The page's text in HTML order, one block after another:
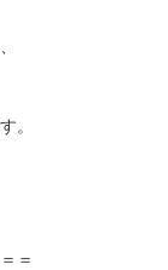
。
＝